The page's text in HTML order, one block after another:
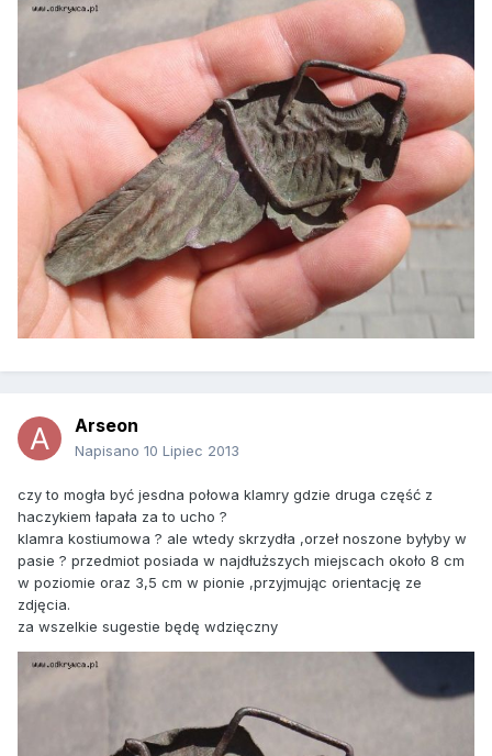
Arseon
Napisano 10 Lipiec 2013
czy to mogła być jesdna połowa klamry gdzie druga część z
haczykiem łapała za to ucho ?
klamra kostiumowa ? ale wtedy skrzydła ,orzeł noszone byłyby w
pasie ? przedmiot posiada w najdłuższych miejscach około 8 cm
w poziomie oraz 3,5 cm w pionie ,przyjmując orientację ze
zdjęcia.
za wszelkie sugestie będę wdzięczny